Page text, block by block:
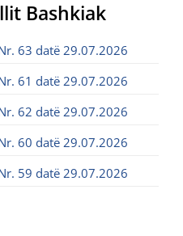
Bashkiak
63 datë 29.07.2026
61 datë 29.07.2026
62 datë 29.07.2026
60 datë 29.07.2026
59 datë 29.07.2026